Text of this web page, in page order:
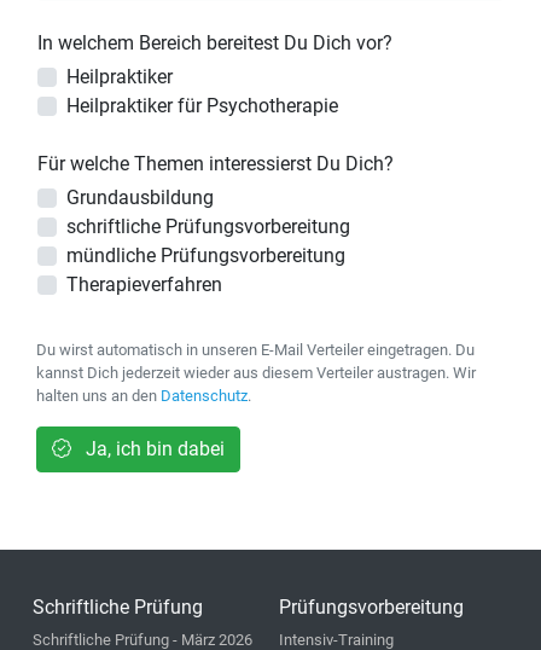
In welchem Bereich bereitest Du Dich vor?
Heilpraktiker
Heilpraktiker für Psychotherapie
Für welche Themen interessierst Du Dich?
Grundausbildung
schriftliche Prüfungsvorbereitung
mündliche Prüfungsvorbereitung
Therapieverfahren
Du wirst automatisch in unseren E-Mail Verteiler eingetragen. Du
kannst Dich jederzeit wieder aus diesem Verteiler austragen. Wir
halten uns an den Datenschutz.
Ja, ich bin dabei
Schriftliche Prüfung
Schriftliche Prüfung - März 2026
Prüfungsvorbereitung
Intensiv-Training